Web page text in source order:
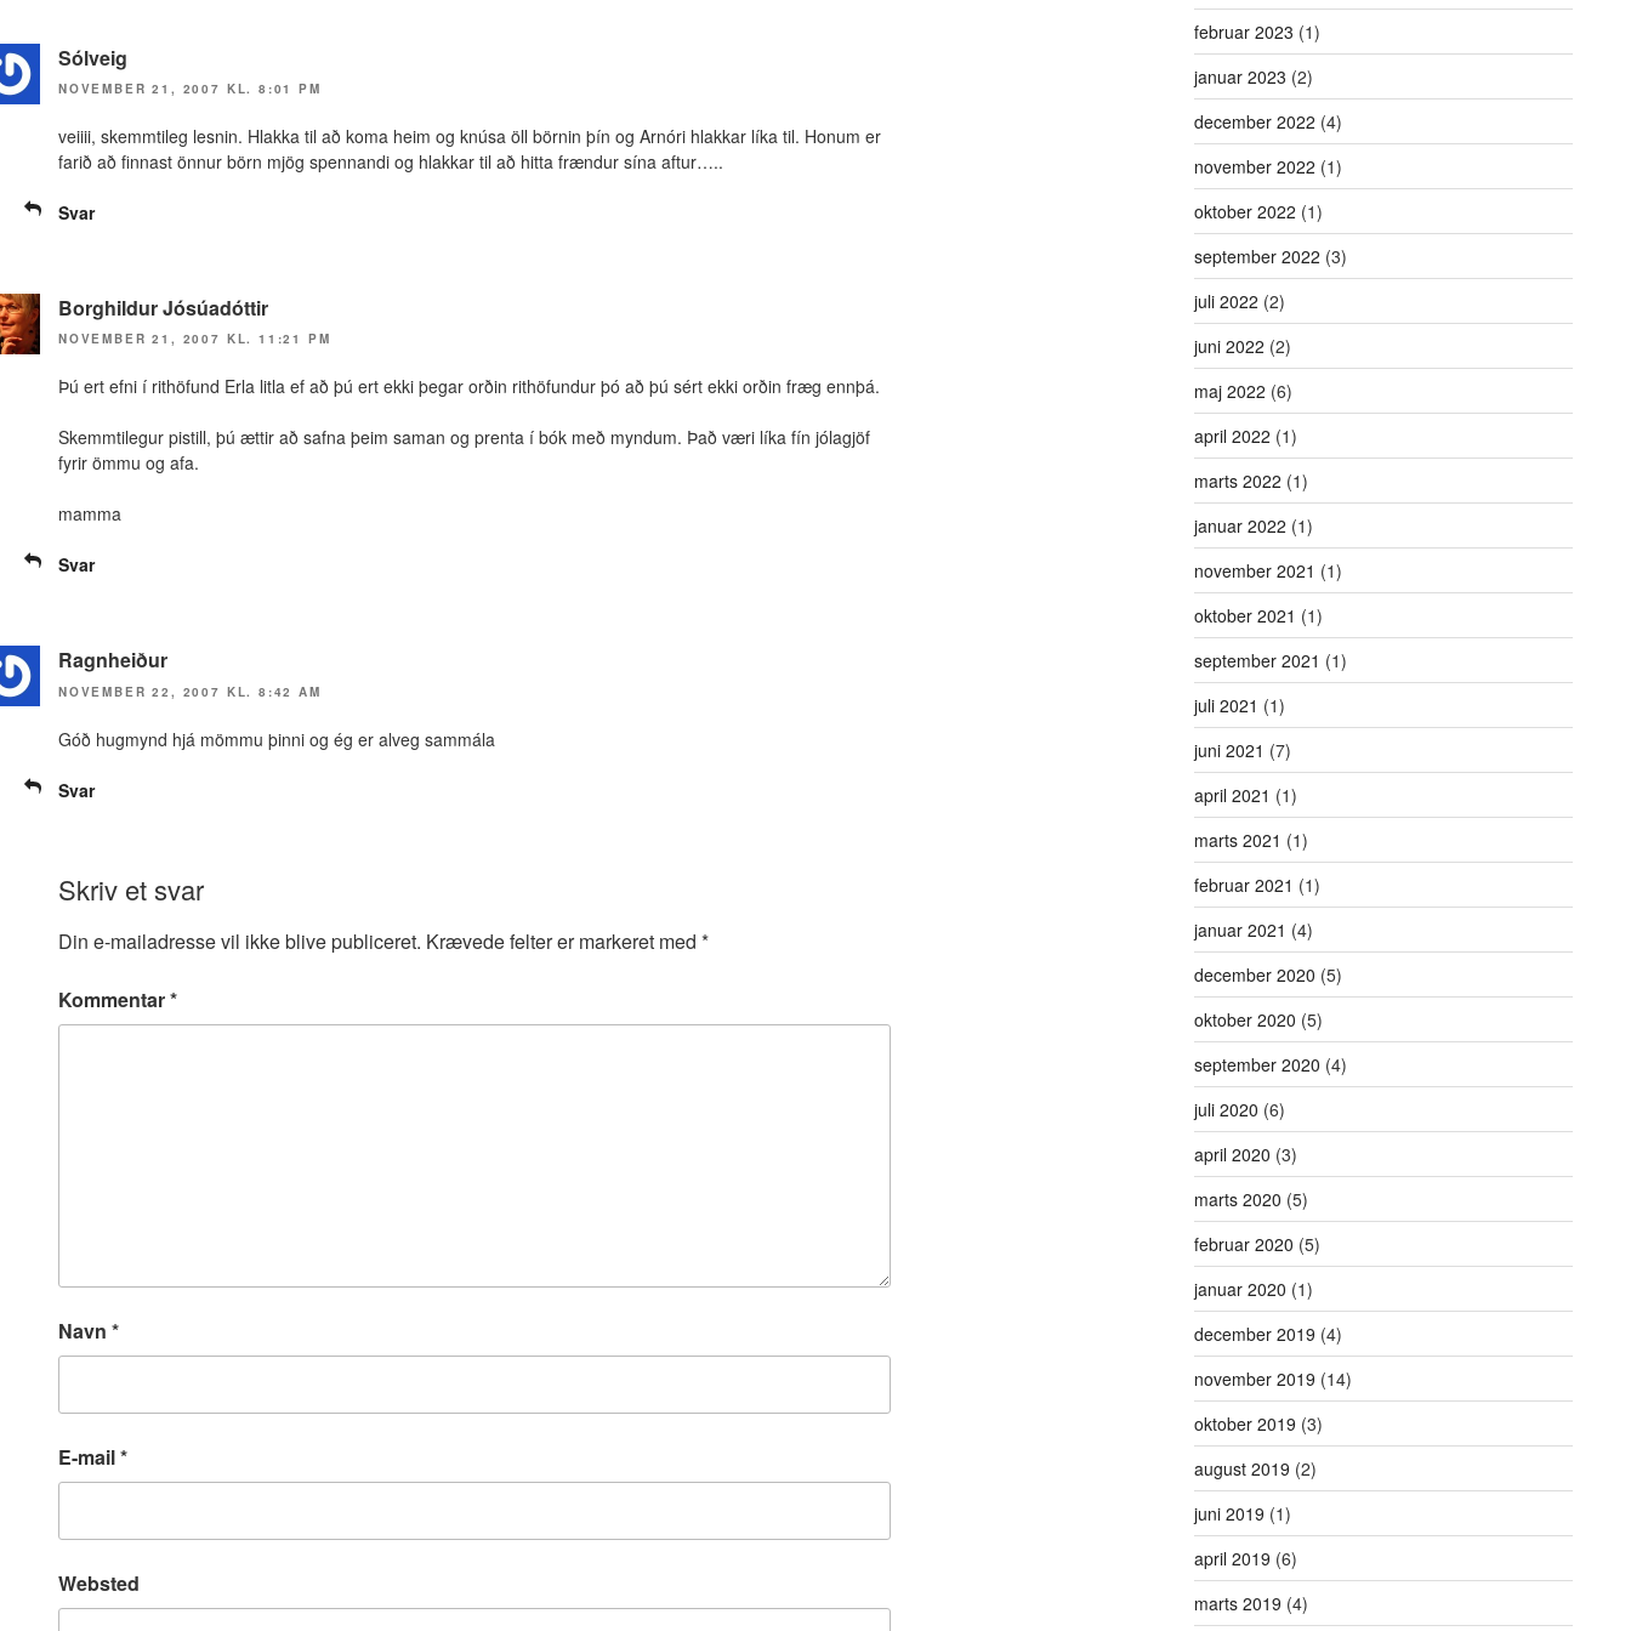
Sólveig
NOVEMBER 21, 2007 KL. 8:01 PM
veiiii, skemmtileg lesnin. Hlakka til að koma heim og knúsa öll börnin þín og Arnóri hlakkar líka til. Honum er
farið að finnast önnur börn mjög spennandi og hlakkar til að hitta frændur sína aftur…..
Svar
Borghildur Jósúadóttir
NOVEMBER 21, 2007 KL. 11:21 PM
Þú ert efni í rithöfund Erla litla ef að þú ert ekki þegar orðin rithöfundur þó að þú sért ekki orðin fræg ennþá.
Skemmtilegur pistill, þú ættir að safna þeim saman og prenta í bók með myndum. Það væri líka fín jólagjöf
fyrir ömmu og afa.
mamma
Svar
Ragnheiður
NOVEMBER 22, 2007 KL. 8:42 AM
Góð hugmynd hjá mömmu þinni og ég er alveg sammála
Svar
Skriv et svar
Din e-mailadresse vil ikke blive publiceret. Krævede felter er markeret med *
Kommentar*
Navn *
E-mail*
Websted
februar 2023 (1)
januar 2023 (2)
december 2022 (4)
november 2022 (1)
oktober 2022 (1)
september 2022 (3)
juli 2022 (2)
juni 2022 (2)
maj 2022 (6)
april 2022 (1)
marts 2022 (1)
januar 2022 (1)
november 2021 (1)
oktober 2021 (1)
september 2021 (1)
juli 2021 (1)
juni 2021 (7)
april 2021 (1)
marts 2021 (1)
februar 2021 (1)
januar 2021 (4)
december 2020 (5)
oktober 2020 (5)
september 2020 (4)
juli 2020 (6)
april 2020 (3)
marts 2020 (5)
februar 2020 (5)
januar 2020 (1)
december 2019 (4)
november 2019 (14)
oktober 2019 (3)
august 2019 (2)
juni 2019 (1)
april 2019 (6)
marts 2019 (4)